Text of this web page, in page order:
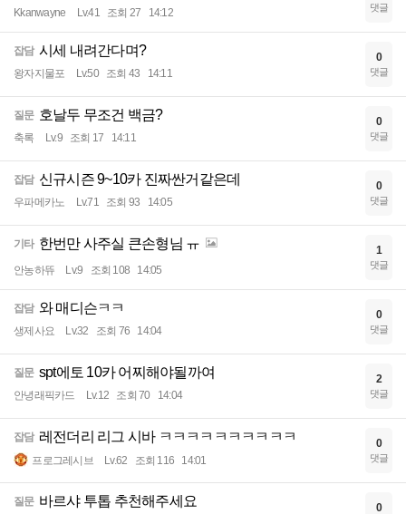
Kkanwayne Lv.41 조회 27 14:12 댓글
잡담 시세 내려간다며?
왕자지물포 Lv.50 조회 43 14:11
0
댓글
질문 호날두 무조건 백금?
축록 Lv.9 조회 17 14:11
0
댓글
잡담 신규시즌 9~10카 진짜싼거같은데
우파메카노 Lv.71 조회 93 14:05
0
댓글
기타 한번만 사주실 큰손형님 ㅠ
안농하뜌 Lv.9 조회 108 14:05
1
댓글
잡담 와 매디슨ㅋㅋ
생제사요 Lv.32 조회 76 14:04
0
댓글
질문 spt에토 10카 어찌해야될까여
안녕래픽카드 Lv.12 조회 70 14:04
2
댓글
잡담 레전더리 리그 시바 ㅋㅋㅋㅋㅋㅋㅋㅋㅋㅋ
프로그레시브 Lv.62 조회 116 14:01
0
댓글
질문 바르샤 투톱 추천해주세요 0